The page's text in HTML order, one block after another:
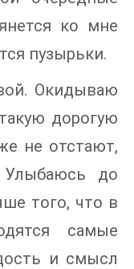
ко мне
пузырьки.
Окидываю
дорогую
не отстают,
Улыбаюсь до
того, что в
самые
и смысл